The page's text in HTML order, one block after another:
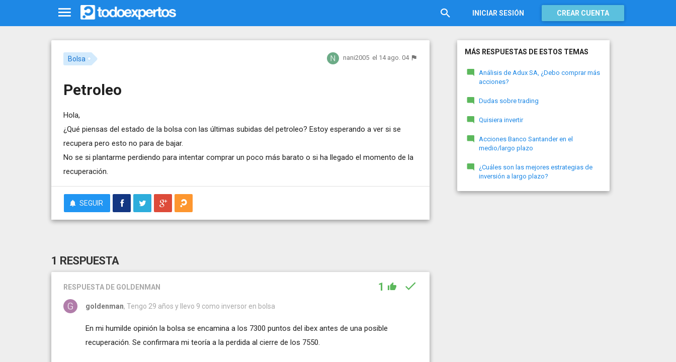
INICIAR SESIÓN CREAR CUENTA
Bolsa nani2005 el 14 ago. 04
Petroleo
Hola,
¿Qué piensas del estado de la bolsa con las últimas subidas del petroleo? Estoy esperando a ver si se
recupera pero esto no para de bajar.
No se si plantarme perdiendo para intentar comprar un poco más barato o si ha llegado el momento de la
recuperación.
SEGUIR
1 RESPUESTA
RESPUESTA DE GOLDENMAN 1
goldenman, Tengo 29 años y llevo 9 como inversor en bolsa
En mi humilde opinión la bolsa se encamina a los 7300 puntos del ibex antes de una posible
recuperación. Se confirmara mi teoría a la perdida al cierre de los 7550.
MÁS RESPUESTAS DE ESTOS TEMAS
Análisis de Adux SA, ¿Debo comprar más
acciones?
Dudas sobre trading
Quisiera invertir
Acciones Banco Santander en el
medio/largo plazo
¿Cuáles son las mejores estrategias de
inversión a largo plazo?